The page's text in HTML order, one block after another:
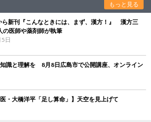
もっと見る
ら新刊『こんなときには、まず、漢方！』 漢方三
の医師や薬剤師が執筆
日
識と理解を 8月8日広島市で公開講座、オンライン
・大橋洋平「足し算命」】天空を見上げて